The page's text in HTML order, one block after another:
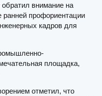
внимание на
ранней профориентации
кадров для
площадка,
отметил, что